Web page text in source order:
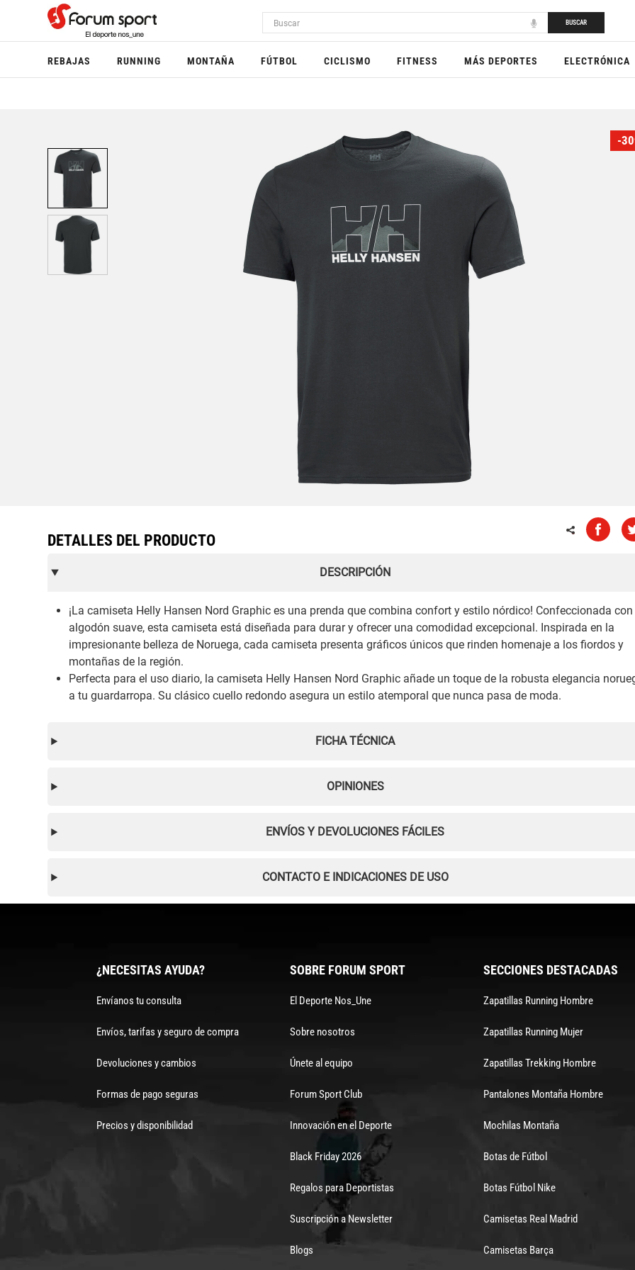
BUSCAR
REBAJAS RUNNING MONTAÑA FÚTBOL CICLISMO FITNESS MÁS DEPORTES ELECTRÓNICA
-30
DETALLES DEL PRODUCTO
DESCRIPCIÓN
¡La camiseta Helly Hansen Nord Graphic es una prenda que combina confort y estilo nórdico! Confeccionada con
algodón suave, esta camiseta está diseñada para durar y ofrecer una comodidad excepcional. Inspirada en la
impresionante belleza de Noruega, cada camiseta presenta gráficos únicos que rinden homenaje a los fiordos y
montañas de la región.
Perfecta para el uso diario, la camiseta Helly Hansen Nord Graphic añade un toque de la robusta elegancia
a tu guardarropa. Su clásico cuello redondo asegura un estilo atemporal que nunca pasa de moda.
FICHA TÉCNICA
OPINIONES
ENVÍOS Y DEVOLUCIONES FÁCILES
CONTACTO E INDICACIONES DE USO
¿NECESITAS AYUDA?
Envíanos tu consulta
Envíos, tarifas y seguro de compra
Devoluciones y cambios
Formas de pago seguras
Precios y disponibilidad
SOBRE FORUM SPORT
El Deporte Nos_Une
Sobre nosotros
Únete al equipo
Forum Sport Club
Innovación en el Deporte
Black Friday 2026
Regalos para Deportistas
Suscripción a Newsletter
Blogs
SECCIONES DESTACADAS
Zapatillas Running Hombre
Zapatillas Running Mujer
Zapatillas Trekking Hombre
Pantalones Montaña Hombre
Mochilas Montaña
Botas de Fútbol
Botas Fútbol Nike
Camisetas Real Madrid
Camisetas Barça